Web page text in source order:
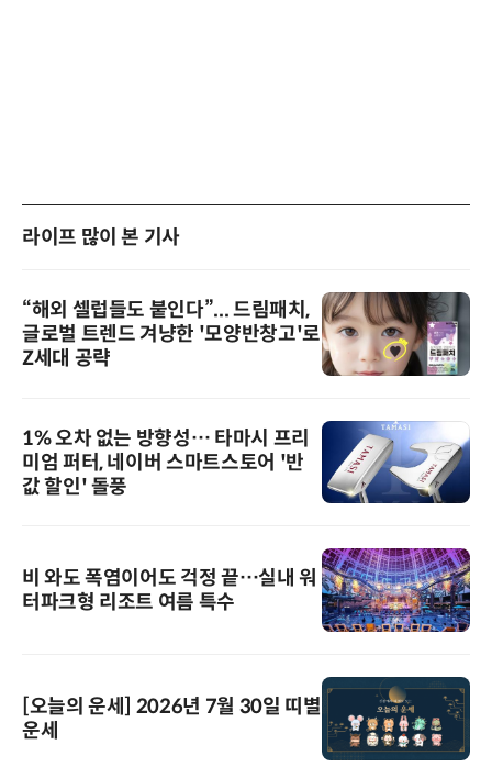
라이프 많이 본 기사
“해외 셀럽들도 붙인다”... 드림패치,
글로벌 트렌드 겨냥한 '모양반창고'로
Z세대 공략
1% 오차 없는 방향성… 타마시 프리
미엄 퍼터, 네이버 스마트스토어 '반
값 할인' 돌풍
비 와도 폭염이어도 걱정 끝…실내 워
터파크형 리조트 여름 특수
[오늘의 운세] 2026년 7월 30일 띠별
운세